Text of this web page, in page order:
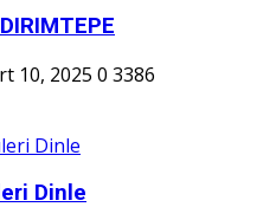
10, 2025 0 3386
Dinle